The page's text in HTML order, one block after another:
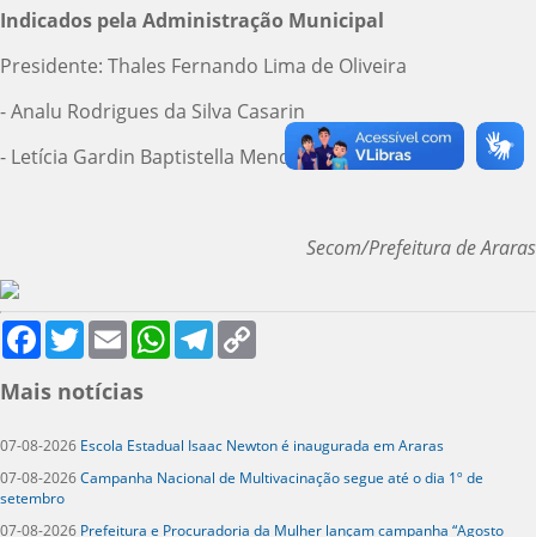
Indicados pela Administração Municipal
Presidente: Thales Fernando Lima de Oliveira
- Analu Rodrigues da Silva Casarin
- Letícia Gardin Baptistella Mendes
Secom/Prefeitura de Araras
FacebookTwitter Email WhatsAppTelegram
Mais notícias
07-08-2026 Escola Estadual Isaac Newton é inaugurada em Araras
07-08-2026Campanha Nacional de Multivacinação segue até o dia 1º de
setembro
07-08-2026 Prefeitura e Procuradoria da Mulher lançam campanha “Agosto